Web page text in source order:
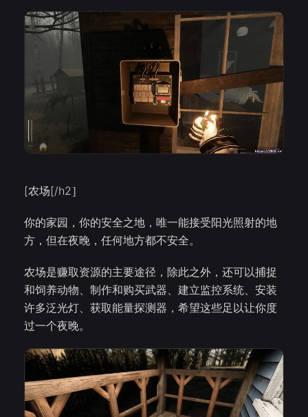
[农场[/h2］
你的家园，你的安全之地，唯一能接受阳光照射的地
方，但在夜晚，任何地方都不安全。
农场是赚取资源的主要途径，除此之外，还可以捕捉
和饲养动物、制作和购买武器、建立监控系统、安装
许多泛光灯、获取能量探测器，希望这些足以让你度
过一个夜晚。